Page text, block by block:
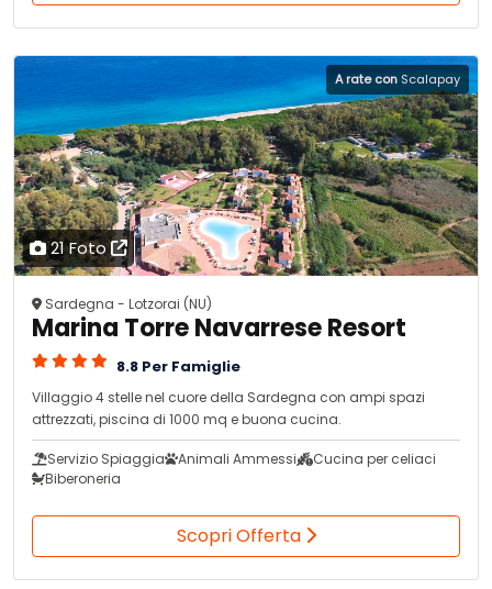
21 Foto
A rate con Scalapay
Sardegna - Lotzorai (NU)
Marina Torre Navarrese Resort
8.8 Per Famiglie
Villaggio 4 stelle nel cuore della Sardegna con ampi spazi
attrezzati, piscina di 1000 mq e buona cucina.
Servizio Spiaggia Animali Ammessi
Cucina per celiaci
Biberoneria
Scopri Offerta